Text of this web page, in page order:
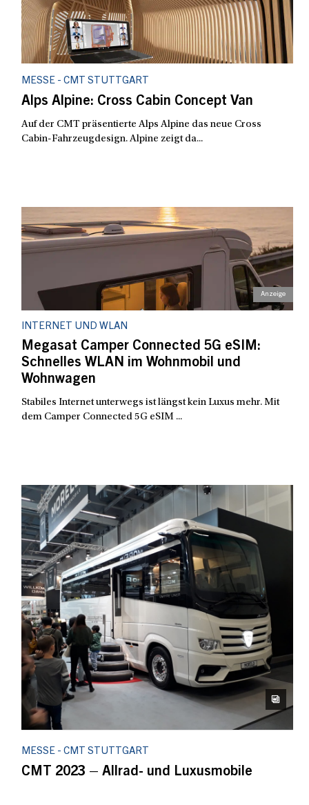
MESSE - CMT STUTTGART
Alps Alpine: Cross Cabin Concept Van
Auf der CMT präsentierte Alps Alpine das neue Cross
Cabin-Fahrzeugdesign. Alpine zeigt da...
INTERNET UND WLAN
Megasat Camper Connected 5G eSIM:
Schnelles WLAN im Wohnmobil und
Wohnwagen
Stabiles Internet unterwegs ist längst kein Luxus mehr. Mit
dem Camper Connected 5G eSIM ...
MESSE - CMT STUTTGART
CMT 2023 – Allrad- und Luxusmobile